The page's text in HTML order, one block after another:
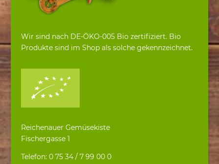
Wir sind nach DE-ÖKO-005 Bio zertifiziert. Bio
Produkte sind im Shop als solche gekennzeichnet.
Reichenauer Gemüsekiste
Fischergasse 1
Telefon: 0 75 34 / 7 99 00 0